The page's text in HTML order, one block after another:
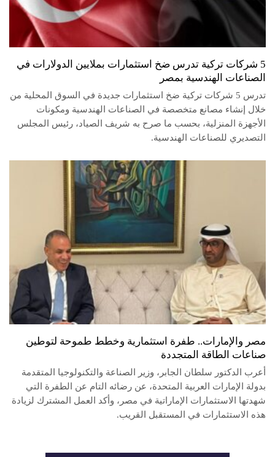
5 شركات تركية تدرس ضخ استثمارات بملايين الدولارات في
الصناعات الهندسية بمصر
تدرس 5 شركات تركية ضخ استثمارات جديدة في السوق المحلية من
خلال إنشاء مصانع متخصصة في الصناعات الهندسية ومكونات
الأجهزة المنزلية، بحسب ما صرح به شريف الصياد، رئيس المجلس
التصديري للصناعات الهندسية.
مصر والإمارات.. طفرة استثمارية وخطط طموحة لتوطين
صناعات الطاقة المتجددة
أعرب الدكتور سلطان الجابر، وزير الصناعة والتكنولوجيا المتقدمة
بدولة الإمارات العربية المتحدة، عن رضائه التام عن الطفرة التي
شهدتها الاستثمارات الإماراتية في مصر، وأكد العمل المشترك لزيادة
هذه الاستثمارات في المستقبل القريب.